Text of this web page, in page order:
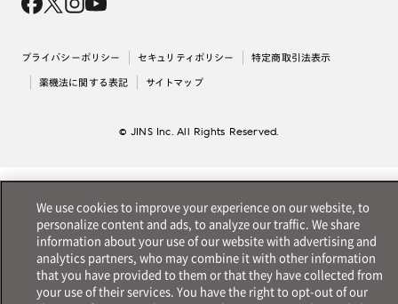
採用情報
出店について
プライバシーポリシー セキュリティポリシー 特定商取引法表示
薬機法に関する表記 サイトマップ
© JINS Inc. All Rights Reserved.
We use cookies to improve your experience on our website, to
personalize content and ads, to analyze our traffic. We share
information about your use of our website with advertising and
analytics partners, who may combine it with other information
that you have provided to them or that they have collected from
your use of their services. You have the right to opt-out of our